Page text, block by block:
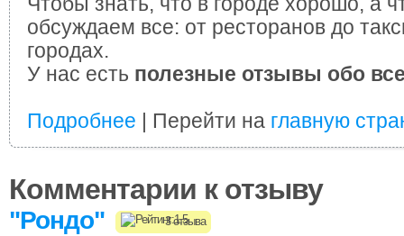
обсуждаем все: от ресторанов до
городах.
У нас есть полезные отзывы обо
Подробнее | Перейти на главную
Комментарии к отзыву
"Рондо" 3 отзыва